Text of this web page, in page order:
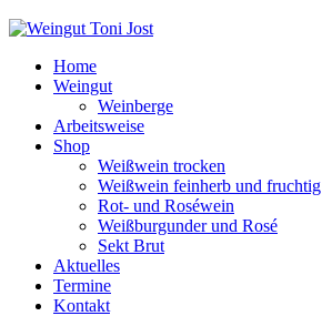
Home
Weingut
Weinberge
Arbeitsweise
Shop
Weißwein trocken
Weißwein feinherb und fruchtig
Rot- und Roséwein
Weißburgunder und Rosé
Sekt Brut
Aktuelles
Termine
Kontakt